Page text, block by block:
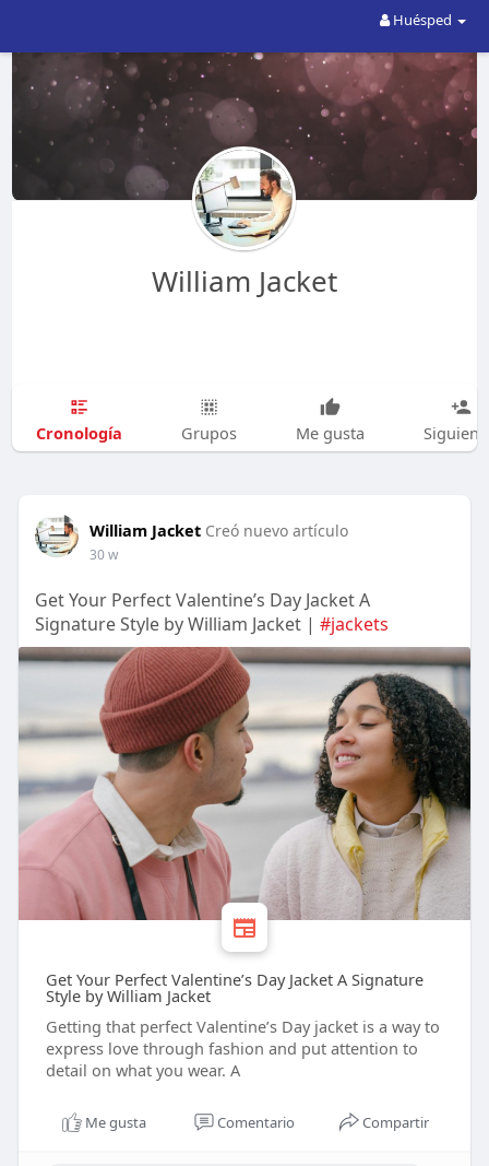
Huésped
William Jacket
Cronología Grupos Me gusta
William Jacket Creó nuevo artículo
30 w
Get Your Perfect Valentine’s Day Jacket A
Signature Style by William Jacket | #jackets
Get Your Perfect Valentine’s Day Jacket A Signature
Style by William Jacket
Getting that perfect Valentine’s Day jacket is a way to
express love through fashion and put attention to
detail on what you wear. A
Me gusta Comentario Compartir